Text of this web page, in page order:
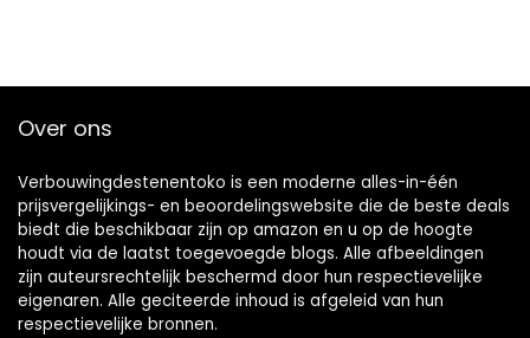
Over ons
Verbouwingdestenentoko is een moderne alles-in-één
prijsvergelijkings- en beoordelingswebsite die de beste deals
biedt die beschikbaar zijn op amazon en u op de hoogte
houdt via de laatst toegevoegde blogs. Alle afbeeldingen
zijn auteursrechtelijk beschermd door hun respectievelijke
eigenaren. Alle geciteerde inhoud is afgeleid van hun
respectievelijke bronnen.